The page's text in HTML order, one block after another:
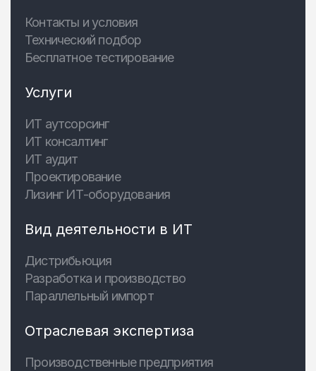
Контакты и условия
Технический подбор
Бесплатное тестирование
Услуги
ИТ аутсорсинг
ИТ консалтинг
ИТ аудит
Проектирование
Лизинг ИТ-оборудования
Вид деятельности в ИТ
Дистрибьюция
Разработка и производство
Параллельный импорт
Отраслевая экспертиза
Производственные предприятия